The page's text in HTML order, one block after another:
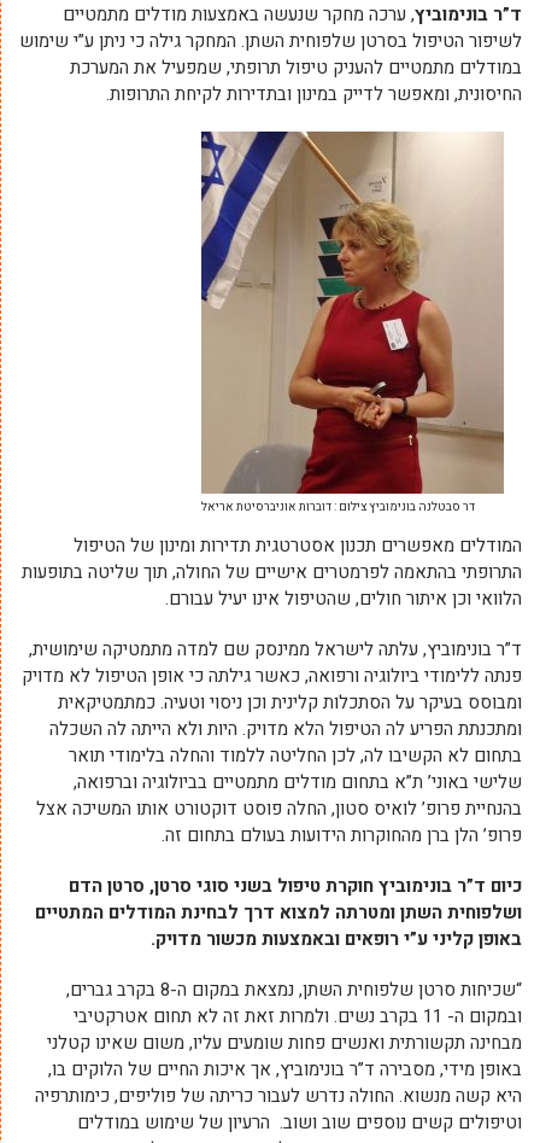
ד”ר בונימוביץ, ערכה מחקר שנעשה באמצעות מודלים מתמטיים
לשיפור הטיפול בסרטן שלפוחית השתן. המחקר גילה כי ניתן ע”י שימוש
במודלים מתמטיים להעניק טיפול תרופתי, שמפעיל את המערכת
החיסונית, ומאפשר לדייק במינון ובתדירות לקיחת התרופות.
דר סבטלנה בונימוביץ צילום : דוברות אוניברסיטת אריאל
המודלים מאפשרים תכנון אסטרטגית תדירות ומינון של הטיפול
התרופתי בהתאמה לפרמטרים אישיים של החולה, תוך שליטה בתופעות
הלוואי וכן איתור חולים, שהטיפול אינו יעיל עבורם.
ד”ר בונימוביץ, עלתה לישראל ממינסק שם למדה מתמטיקה שימושית,
פנתה ללימודי ביולוגיה ורפואה, כאשר גילתה כי אופן הטיפול לא מדויק
ומבוסס בעיקר על הסתכלות קלינית וכן ניסוי וטעיה. כמתמטיקאית
ומתכנתת הפריע לה הטיפול הלא מדויק. היות ולא הייתה לה השכלה
בתחום לא הקשיבו לה, לכן החליטה ללמוד והחלה בלימודי תואר
שלישי באוני’ ת”א בתחום מודלים מתמטיים בביולוגיה וברפואה,
בהנחיית פרופ’ לואיס סטון, החלה פוסט דוקטורט אותו המשיכה אצל
פרופ’ הלן ברן מהחוקרות הידועות בעולם בתחום זה.
כיום ד”ר בונימוביץ חוקרת טיפול בשני סוגי סרטן, סרטן הדם
ושלפוחית השתן ומטרתה למצוא דרך לבחינת המודלים המתטיים
באופן קליני ע”י רופאים ובאמצעות מכשור מדויק.
“שכיחות סרטן שלפוחית השתן, נמצאת במקום ה-8 בקרב גברים,
ובמקום ה- 11 בקרב נשים. ולמרות זאת זה לא תחום אטרקטיבי
מבחינה תקשורתית ואנשים פחות שומעים עליו, משום שאינו קטלני
באופן מידי, מסבירה ד”ר בונימוביץ, אך איכות החיים של הלוקים בו,
היא קשה מנשוא. החולה נדרש לעבור כריתה של פוליפים, כימותרפיה
וטיפולים קשים נוספים שוב ושוב. הרעיון של שימוש במודלים